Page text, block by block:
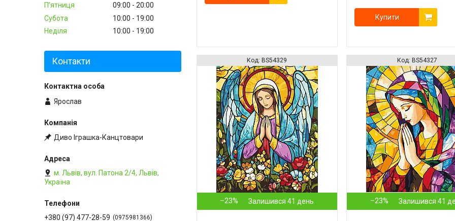
Купити
BS54329
–23% Залишився 41 день
BS54327
–23% Залишився 41
Пʼятниця
09:00
20:00
Субота
10:00
19:00
Неділя
10:00 19:00
Контакти
Ярослав
Диво Іграшка-Канцтовари
м. Львів, вул. Патона 2/4, Львів,
Україна
+380 (97) 477-28-59 0975981366